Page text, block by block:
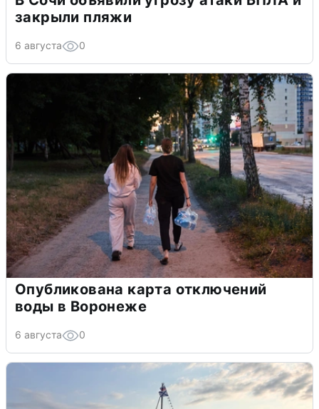
закрыли пляжи
6 августа 0
Опубликована карта отключений
воды в Воронеже
6 августа 0